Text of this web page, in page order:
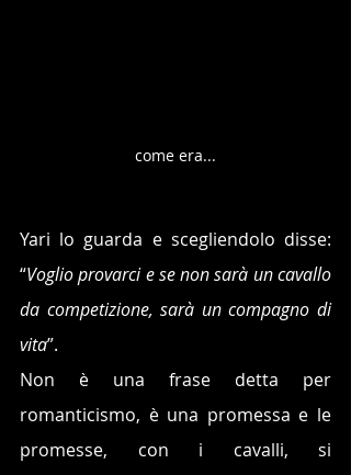
come era...
Yari lo guarda e scegliendolo disse:
“Voglio provarci e se non sarà un cavallo
da competizione, sarà un compagno di
vita”.
Non è una frase detta per
romanticismo, è una promessa e le
promesse, con i cavalli, si